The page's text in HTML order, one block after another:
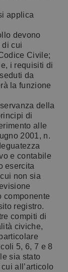
applica
devono
di cui
Civile;
i requisiti di
da
la funzione
della
di
alle
2001, n.
e contabile
esercita
non sia
componente
registro.
compiti di
civiche,
5, 6, 7 e 8
sia stato
all’articolo